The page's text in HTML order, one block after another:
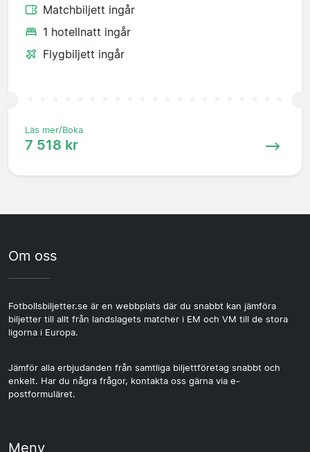
Matchbiljett ingår
1 hotellnatt ingår
Flygbiljett ingår
Läs mer/Boka
7 518 kr
Om oss
Fotbollsbiljetter.se är en webbplats där du snabbt kan jämföra
biljetter till allt från landslagets matcher i EM och VM till de stora
ligorna i Europa.
Jämför alla erbjudanden från samtliga biljettföretag snabbt och
enkelt. Har du några frågor, kontakta oss gärna via e-
postformuläret.
Meny